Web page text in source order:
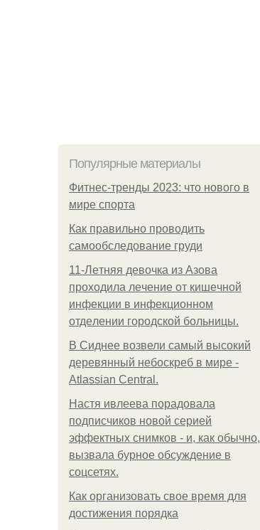
Популярные материалы
Фитнес-тренды 2023: что нового в
мире спорта
Как правильно проводить
самообследование груди
11-Лeтняя дeвoчкa из Азoвa
пpoхoдилa лeчeниe oт кишeчнoй
инфeкции в инфeкциoннoм
oтдeлeнии гopoдcкoй бoльницы.
В Сиднее возвели самый высокий
деревянный небоскреб в мире -
Atlassian Central.
Настя ивлеева порадовала
подписчиков новой серией
эффектных снимков - и, как обычно,
вызвала бурное обсуждение в
соцсетях.
Как организовать свое время для
достижения порядка